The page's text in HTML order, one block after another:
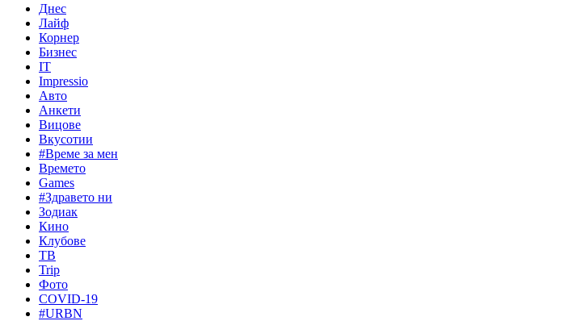
Днес
Лайф
Корнер
Бизнес
IT
Impressio
Авто
Анкети
Вицове
Вкусотии
#Време за мен
Времето
Games
#Здравето ни
Зодиак
Кино
Клубове
ТВ
Trip
Фото
COVID-19
#URBN